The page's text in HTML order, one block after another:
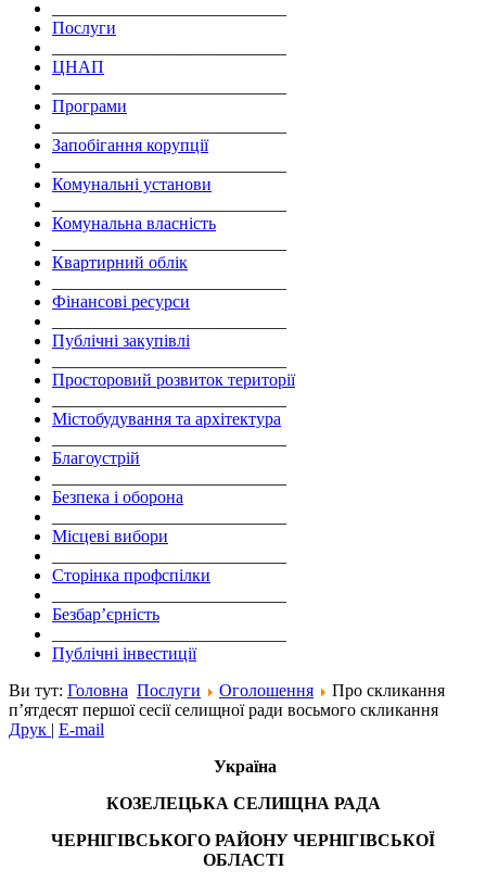
Послуги
ЦНАП
Програми
Запобігання корупції
Комунальні установи
Комунальна власність
Квартирний облік
Фінансові ресурси
Публічні закупівлі
Просторовий розвиток території
Містобудування та архітектура
Благоустрій
Безпека і оборона
Місцеві вибори
Сторінка профспілки
Безбар’єрність
Публічні інвестиції
Ви тут: Головна Послуги Оголошення
Про скликання
п’ятдесят першої сесії селищної ради восьмого скликання
Друк | E-mail
Україна
КОЗЕЛЕЦЬКА СЕЛИЩНА РАДА
ЧЕРНІГІВСЬКОГО РАЙОНУ ЧЕРНІГІВСЬКОЇ
ОБЛАСТІ